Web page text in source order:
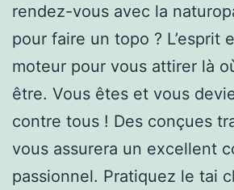
rendez-vous avec la
pour faire un topo ? L’esprit
moteur pour vous attirer là
être. Vous êtes et vous
contre tous ! Des conçues
vous assurera un excellent
passionnel. Pratiquez le tai